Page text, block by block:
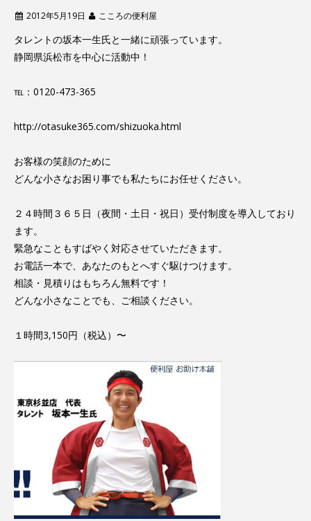
2012年5月19日 こころの便利屋
タレントの坂本一生氏と一緒に頑張っています。
静岡県浜松市を中心に活動中！
℡：0120-473-365
http://otasuke365.com/shizuoka.html
お客様の笑顔のために
どんな小さなお困り事でも私たちにお任せください。
２４時間３６５日（夜間・土日・祝日）受付制度を導入しており
ます。
緊急なこともすばやく対応させていただきます。
お電話一本で、あなたのもとへすぐ駆けつけます。
相談・見積りはもちろん無料です！
どんな小さなことでも、ご相談ください。
１時間3,150円（税込）〜